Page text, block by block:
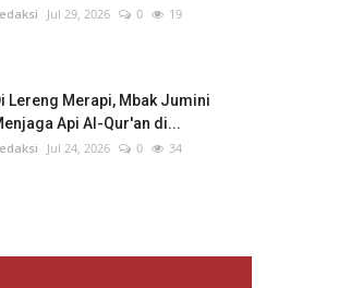
Jul 29, 2026 0 19
Lereng Merapi, Mbak Jumini
Api Al-Qur'an di...
Jul 24, 2026 0 34